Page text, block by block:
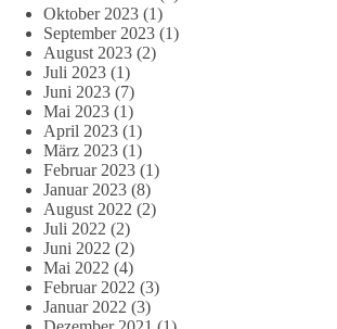
Oktober 2023 (1)
September 2023 (1)
August 2023 (2)
Juli 2023 (1)
Juni 2023 (7)
Mai 2023 (1)
April 2023 (1)
März 2023 (1)
Februar 2023 (1)
Januar 2023 (8)
August 2022 (2)
Juli 2022 (2)
Juni 2022 (2)
Mai 2022 (4)
Februar 2022 (3)
Januar 2022 (3)